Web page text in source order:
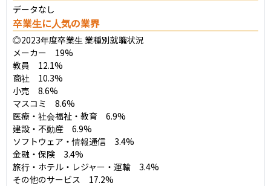
データなし
卒業生に人気の業界
◎2023年度卒業生 業種別就職状況
メーカー　19%
教員　12.1%
商社　10.3%
小売　8.6%
マスコミ　8.6%
医療・社会福祉・教育　6.9%
建設・不動産　6.9%
ソフトウェア・情報通信　3.4%
金融・保険　3.4%
旅行・ホテル・レジャー・運輸　3.4%
その他のサービス　17.2%